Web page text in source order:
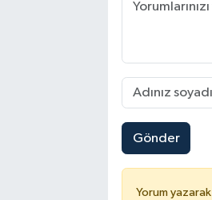
Gönder
Yorum yazarak